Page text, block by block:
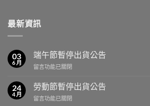
最新資訊
03
6 月
端午節暫停出貨公告
在
午
節
暫
留言功能已關閉
24
4 月
勞動節暫停出貨公告
在
留言功能已關閉